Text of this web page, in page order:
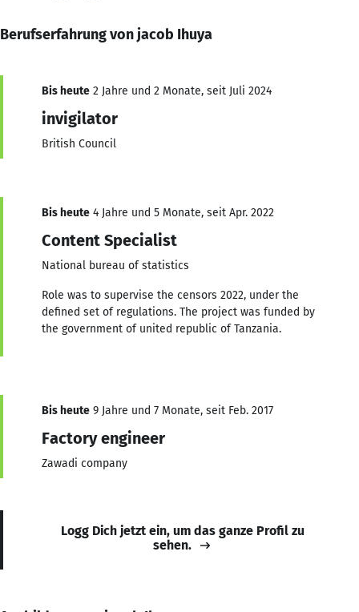
Berufserfahrung von jacob Ihuya
Bis heute 2 Jahre und 2 Monate, seit Juli 2024
invigilator
British Council
Bis heute 4 Jahre und 5 Monate, seit Apr. 2022
Content Specialist
National bureau of statistics
Role was to supervise the censors 2022, under the
defined set of regulations. The project was funded by
the government of united republic of Tanzania.
Bis heute 9 Jahre und 7 Monate, seit Feb. 2017
Factory engineer
Zawadi company
Logg Dich jetzt ein, um das ganze Profil zu
sehen.